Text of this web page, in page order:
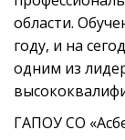
области.
году, и на
одним из
ГАПОУ СО